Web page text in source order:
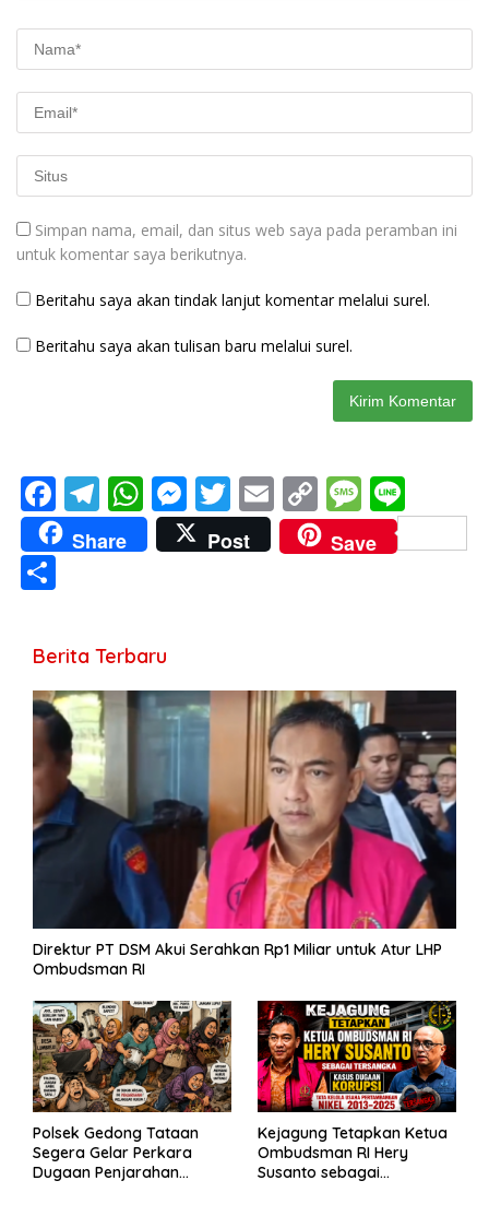
Simpan nama, email, dan situs web saya pada peramban ini
untuk komentar saya berikutnya.
Beritahu saya akan tindak lanjut komentar melalui surel.
Beritahu saya akan tulisan baru melalui surel.
F
ac
e
o
k
T
el
e
m
W
h
at
p
p
M
e
ss
er
T
w
itt
E
m
ai
C
o
p
k
M
e
ss
n
e
Share Post Save
ar
e
Berita Terbaru
Direktur PT DSM Akui Serahkan Rp1 Miliar untuk Atur LHP
Ombudsman RI
Polsek Gedong Tataan
Segera Gelar Perkara
Dugaan Penjarahan
Kejagung Tetapkan Ketua
Ombudsman RI Hery
Susanto sebagai